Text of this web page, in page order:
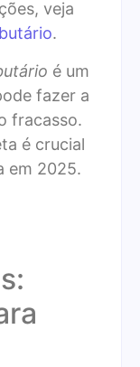
veja
.
é um
fazer a
fracasso.
é crucial
em 2025.